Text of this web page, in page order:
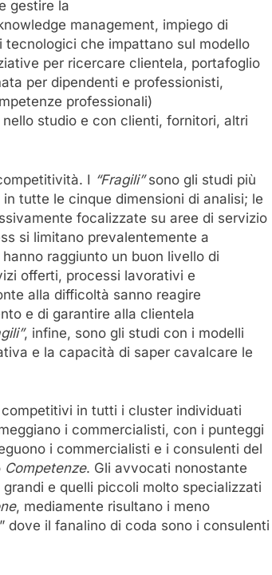
gestire la
management, impiego di
che impattano sul modello
per ricercare clientela, portafoglio
per dipendenti e professionisti,
professionali)
studio e con clienti, fornitori, altri
I “Fragili”sono gli studi più
tutte le cinque dimensioni di analisi; le
focalizzate su aree di servizio
si limitano prevalentemente a
raggiunto un buon livello di
offerti, processi lavorativi e
alla difficoltà sanno reagire
e di garantire alla clientela
, infine, sono gli studi con i modelli
e la capacità di saper cavalcare le
in tutti i cluster individuati
i commercialisti, con i punteggi
i commercialisti e i consulenti del
Competenze. Gli avvocati nonostante
e quelli piccoli molto specializzati
, mediamente risultano i meno
dove il fanalino di coda sono i consulenti